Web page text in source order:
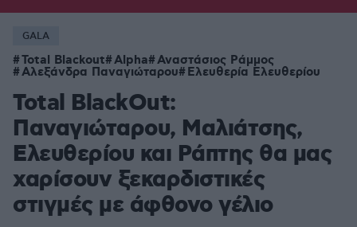
GALA
Total Blackout Alpha Αναστάσιος Ράμμος
Αλεξάνδρα Παναγιώταρου Ελευθερία Ελευθερίου
Total BlackOut:
Παναγιώταρου, Μαλιάτσης,
Ελευθερίου και Ράπτης θα μας
χαρίσουν ξεκαρδιστικές
στιγμές με άφθονο γέλιο